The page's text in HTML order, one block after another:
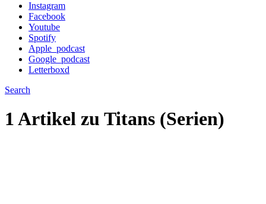
Instagram
Facebook
Youtube
Spotify
Apple_podcast
Google_podcast
Letterboxd
Search
1 Artikel zu Titans (Serien)